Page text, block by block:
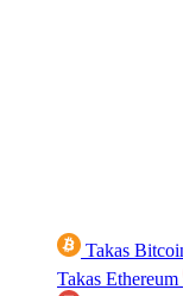
Takas
Takas Ethereum